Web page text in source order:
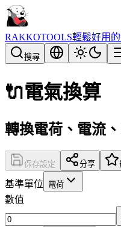
RAKKOTOOLS輕鬆好用
搜尋
🔌電氣換算
轉換電荷、電流
保存設定 分享
基準單位 電荷
數值